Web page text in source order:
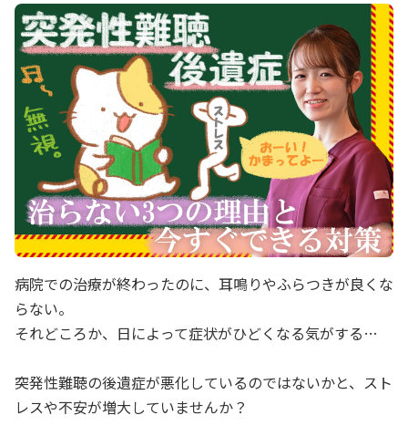
病院での治療が終わったのに、耳鳴りやふらつきが良くな
らない。
それどころか、日によって症状がひどくなる気がする…
突発性難聴の後遺症が悪化しているのではないかと、スト
レスや不安が増大していませんか？